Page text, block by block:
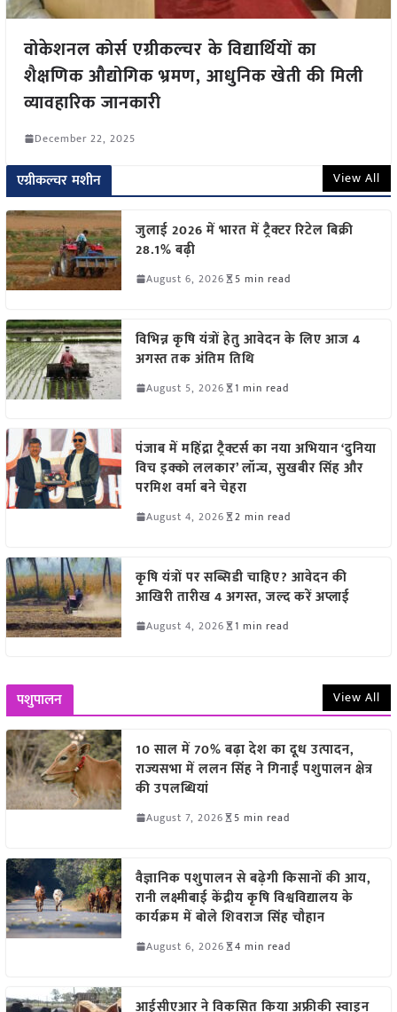
वोकेशनल कोर्स एग्रीकल्चर के विद्यार्थियों का
शैक्षणिक औद्योगिक भ्रमण, आधुनिक खेती की मिली
व्यावहारिक जानकारी
December 22, 2025
एग्रीकल्चर मशीन View All
जुलाई 2026 में भारत में ट्रैक्टर रिटेल बिक्री
28.1% बढ़ी
August 6, 2026 5 min read
विभिन्न कृषि यंत्रों हेतु आवेदन के लिए आज 4
अगस्त तक अंतिम तिथि
August 5, 2026 1 min read
पंजाब में महिंद्रा ट्रैक्टर्स का नया अभियान ‘दुनिया
विच इक्को ललकार’ लॉन्च, सुखबीर सिंह और
परमिश वर्मा बने चेहरा
August 4, 2026 2 min read
कृषि यंत्रों पर सब्सिडी चाहिए? आवेदन की
आखिरी तारीख 4 अगस्त, जल्द करें अप्लाई
August 4, 2026 1 min read
पशुपालन View All
10 साल में 70% बढ़ा देश का दूध उत्पादन,
राज्यसभा में ललन सिंह ने गिनाईं पशुपालन क्षेत्र
की उपलब्धियां
August 7, 2026 5 min read
वैज्ञानिक पशुपालन से बढ़ेगी किसानों की आय,
रानी लक्ष्मीबाई केंद्रीय कृषि विश्वविद्यालय के
कार्यक्रम में बोले शिवराज सिंह चौहान
August 6, 2026 4 min read
आईसीएआर ने विकसित किया अफ्रीकी स्वाइन